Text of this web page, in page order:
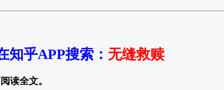
知乎APP搜索 ： 无缝救赎
读全文。